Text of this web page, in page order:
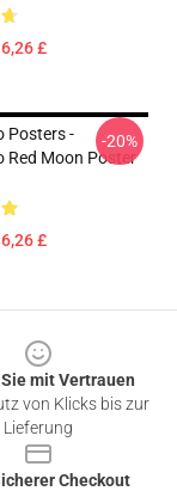
£
Posters -
Red Moon Poster
£
-20%
mit Vertrauen
von Klicks bis zur
Lieferung
Checkout